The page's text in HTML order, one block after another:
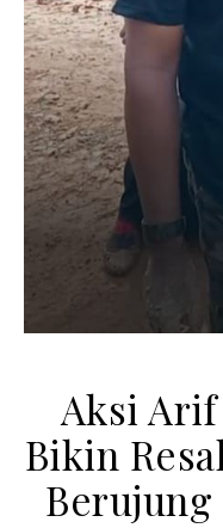
Aksi Arif
Bikin
Berujung